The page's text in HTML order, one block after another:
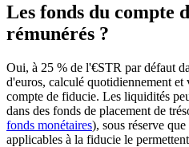
Les fonds du compte
rémunérés ?
Oui, à 25 % de l'€STR par défaut
d'euros, calculé quotidiennement et
compte de fiducie. Les liquidités
dans des fonds de placement de
fonds monétaires), sous réserve
applicables à la fiducie le